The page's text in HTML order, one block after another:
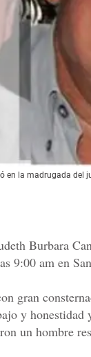
en la madrugada del
Burbara
9:00 am en
gran
y honestidad
un hombre